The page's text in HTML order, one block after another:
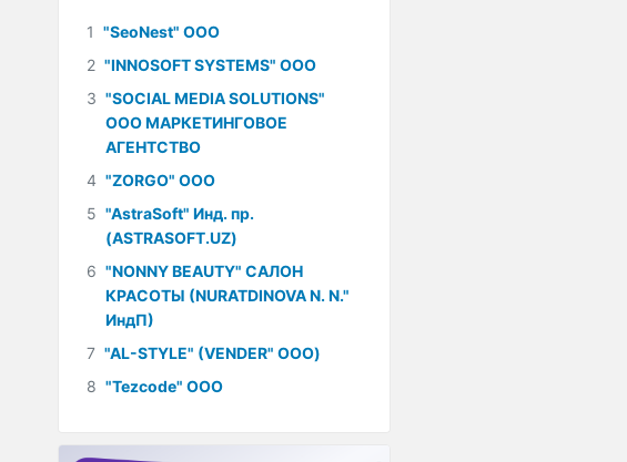
1 "SeoNest" ООО
2 "INNOSOFT SYSTEMS" ООО
3 "SOCIAL MEDIA SOLUTIONS"
ООО МАРКЕТИНГОВОЕ
АГЕНТСТВО
4 "ZORGO" ООО
5 "AstraSoft" Инд. пр.
(ASTRASOFT.UZ)
6 "NONNY BEAUTY" САЛОН
КРАСОТЫ (NURATDINOVA N. N."
ИндП)
7 "AL-STYLE" (VENDER" ООО)
8 "Tezcode" ООО